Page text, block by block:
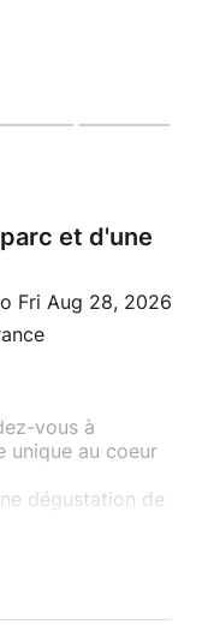
et d'une
Fri Aug 28, 2026
vous à
unique au coeur
dégustation de